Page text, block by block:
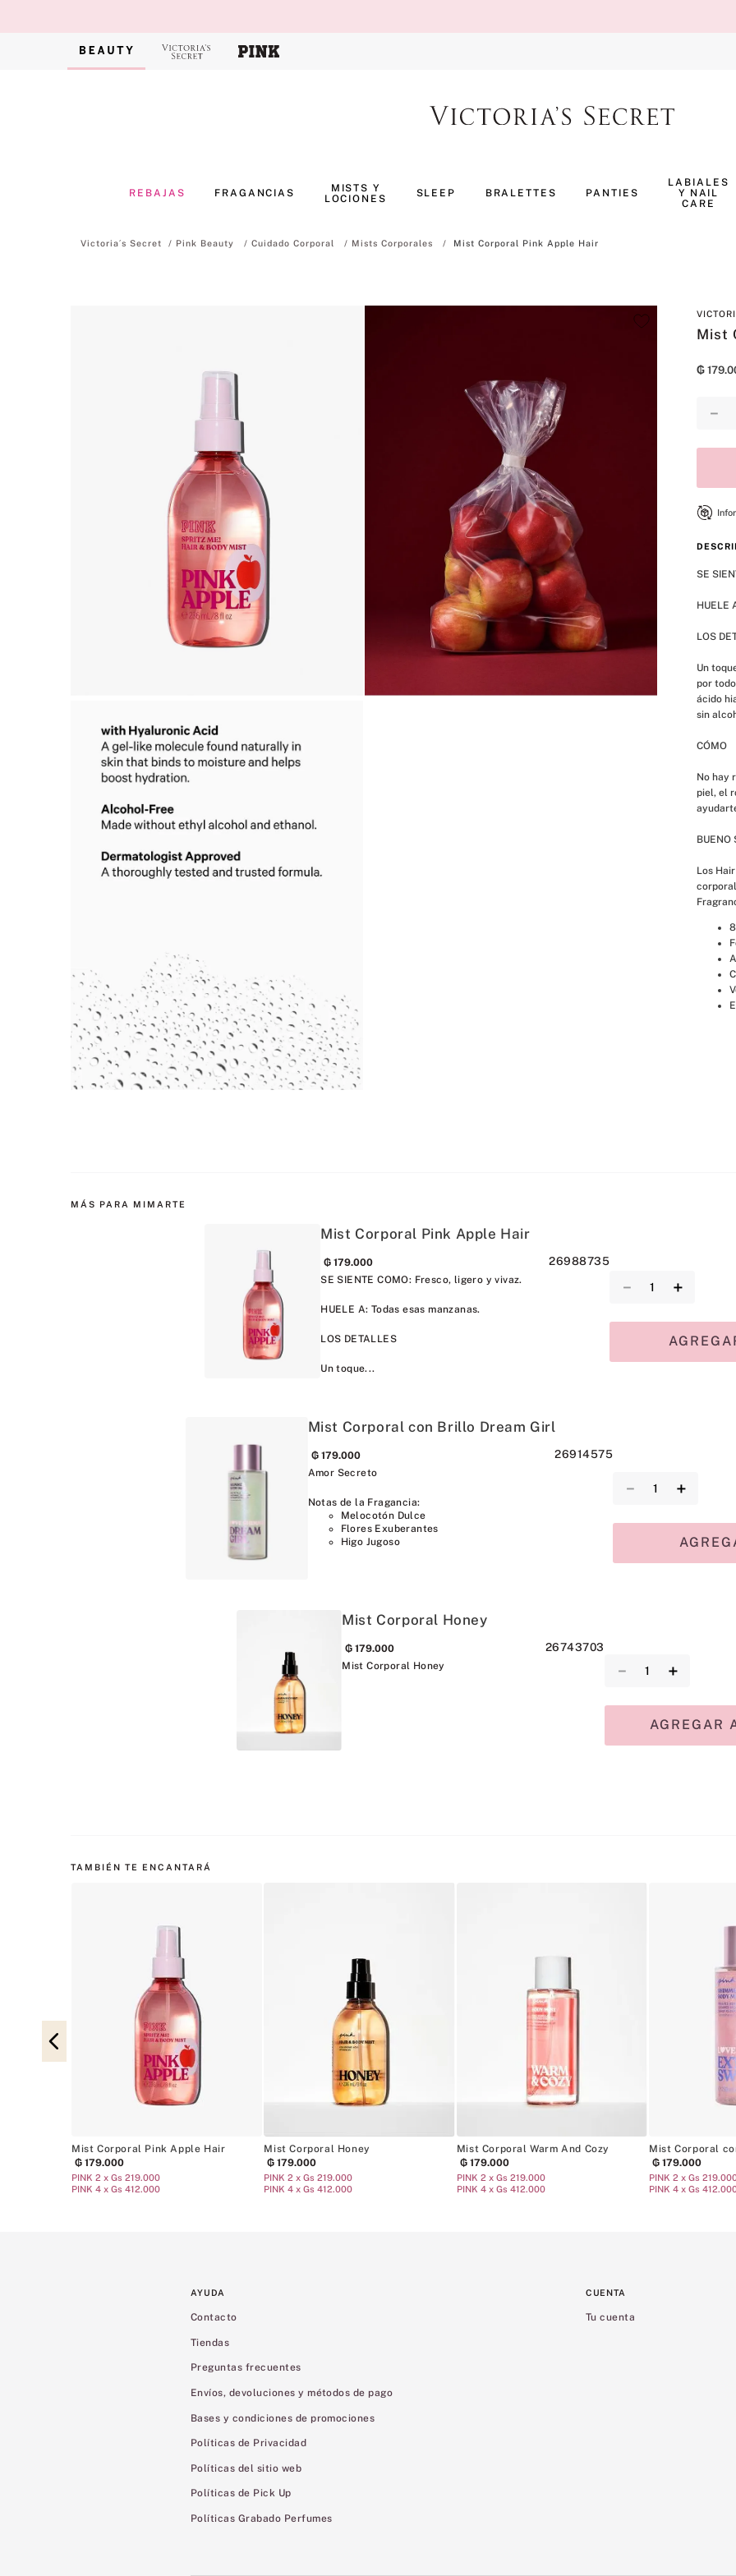
REBAJAS FRAGANCIAS
MISTS Y
LOCIONES
SLEEP BRALETTES PANTIES
LABIALES
Y NAIL
CARE
Pink Beauty Cuidado Corporal Mists Corporales Mist Corporal Pink Apple Hair
Mist
₲ 179.
－
SE
HUELE
LOS
Un
por
ácido
sin
CÓMO
No hay
piel, el
BUENO
Los
MÁS PARA MIMARTE
Mist Corporal Pink Apple Hair
₲ 179.000 26988735
SE SIENTE COMO: Fresco, ligero y vivaz.
HUELE A: Todas esas manzanas.
LOS DETALLES
Un toque...
＋
－
Mist Corporal con Brillo Dream Girl
₲ 179.000 26914575
Amor Secreto
Notas de la Fragancia:
Melocotón Dulce
Flores Exuberantes
Higo Jugoso
＋
－
Mist Corporal Honey
₲ 179.000 26743703
Mist Corporal Honey ＋
－
AGREGAR
TAMBIÉN TE ENCANTARÁ
Mist Corporal Pink Apple Hair
₲ 179.000
PINK 2 x Gs 219.000
PINK 4 x Gs 412.000
Mist Corporal Honey
₲ 179.000
PINK 2 x Gs 219.000
PINK 4 x Gs 412.000
Mist Corporal Warm And Cozy
₲ 179.000
PINK 2 x Gs 219.000
PINK 4 x Gs 412.000
Mist Corporal
₲ 179.000
PINK 2 x Gs
PINK 4 x Gs
AYUDA
Contacto
Tiendas
Preguntas frecuentes
Envíos, devoluciones y métodos de pago
Bases y condiciones de promociones
Políticas de Privacidad
Políticas del sitio web
Políticas de Pick Up
Políticas Grabado Perfumes
CUENTA
Tu cuenta
mist
9.
bralette
10. tease